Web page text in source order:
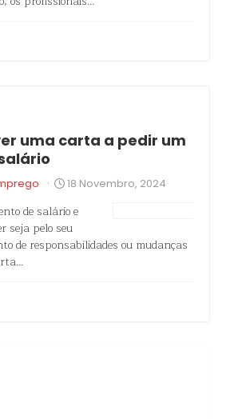
uma carta a pedir um
· 18 Novembro, 2024
de salário e
seja pelo seu
de responsabilidades ou mudanças